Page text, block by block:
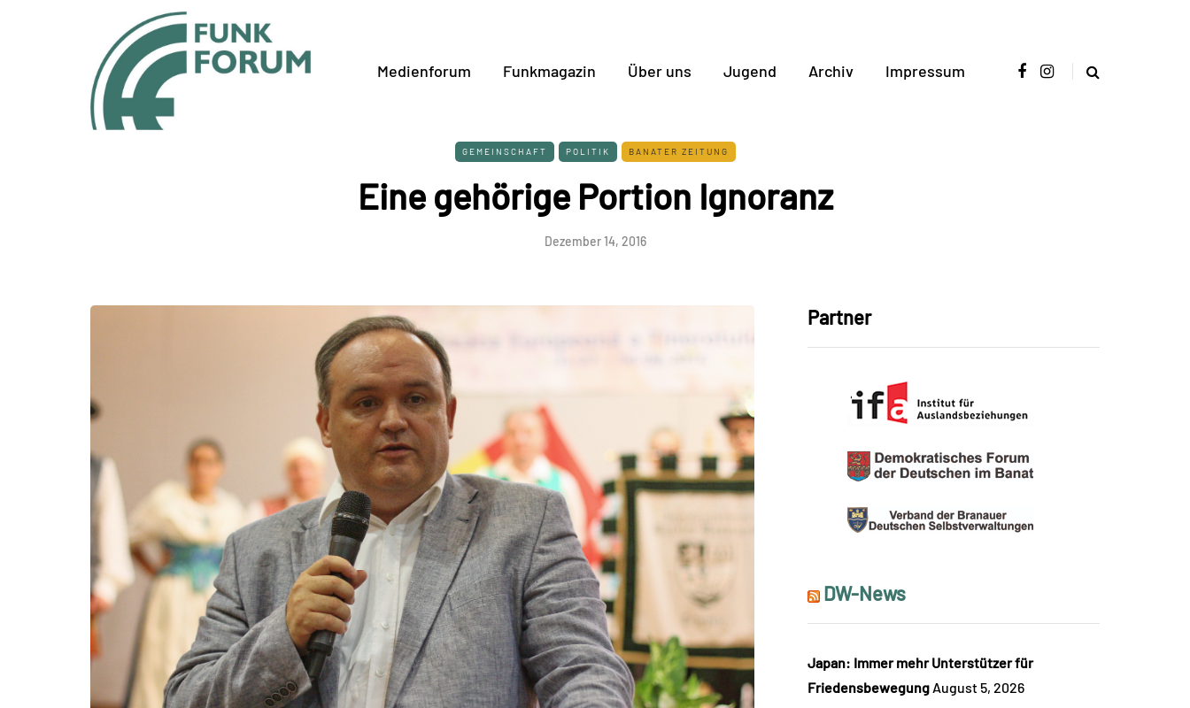
Medienforum Funkmagazin Über uns Jugend Archiv Impressum
GEMEINSCHAFT POLITIK BANATER ZEITUNG
Eine gehörige Portion Ignoranz
Dezember 14, 2016
Partner
DW-News
Japan: Immer mehr Unterstützer für
Friedensbewegung August 5, 2026